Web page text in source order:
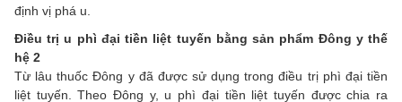
định vị phá u.
Điều trị u phì đại tiền liệt tuyến bằng sản phẩm Đông y thế
hệ 2
Từ lâu thuốc Đông y đã được sử dụng trong điều trị phì đại tiền
liệt tuyến. Theo Đông y, u phì đại tiền liệt tuyến được chia ra